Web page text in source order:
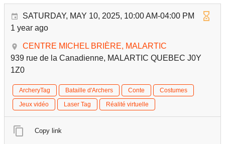
SATURDAY, MAY 10, 2025, 10:00 AM-04:00 PM
1 year ago
CENTRE MICHEL BRIÈRE, MALARTIC
939 rue de la Canadienne, MALARTIC QUEBEC J0Y
1Z0
ArcheryTag Bataille d'Archers Conte
Costumes
Jeux vidéo
Laser Tag Réalité virtuelle
Copy link